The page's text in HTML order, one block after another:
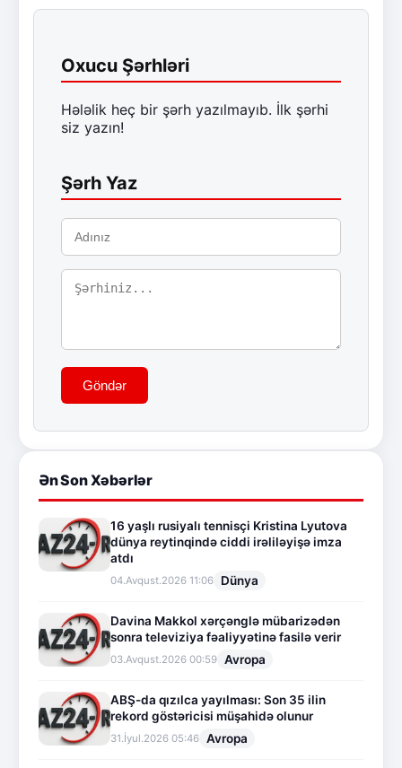
Oxucu Şərhləri
Hələlik heç bir şərh yazılmayıb. İlk şərhi
siz yazın!
Şərh Yaz
Göndər
Ən Son Xəbərlər
16 yaşlı rusiyalı tennisçi Kristina Lyutova
dünya reytinqində ciddi irəliləyişə imza
atdı
04.Avqust.2026 11:06 Dünya
Davina Makkol xərçənglə mübarizədən
sonra televiziya fəaliyyətinə fasilə verir
03.Avqust.2026 00:59 Avropa
ABŞ-da qızılca yayılması: Son 35 ilin
rekord göstəricisi müşahidə olunur
31.İyul.2026 05:46 Avropa